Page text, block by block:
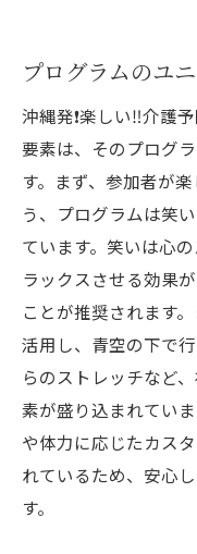
プログラムのユ
沖縄発❗️楽しい‼️介護
要素は、そのプログ
す。まず、参加者が
う、プログラムは笑
ています。笑いは心
ラックスさせる効果
ことが推奨されます
活用し、青空の下で
らのストレッチなど
素が盛り込まれてい
や体力に応じたカス
れているため、安心
す。